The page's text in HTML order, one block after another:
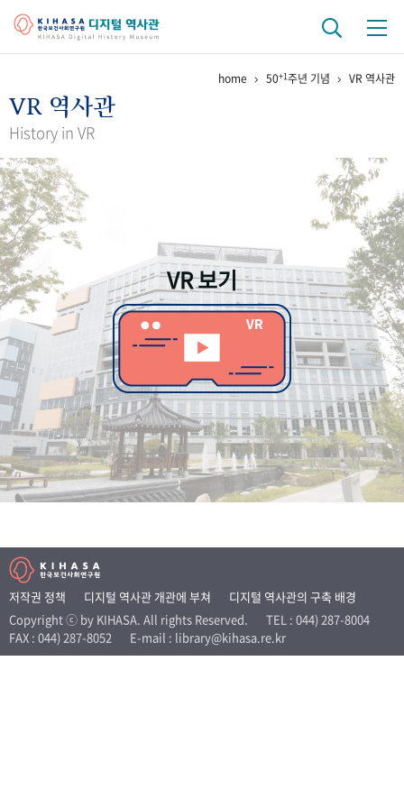
걸어온 길 기관 변천사
연구 역사
정책과 연구
간행물 변천사
기록물 아카이브
사진 아카이브 문서 기록물 행정박물 영상 기록물
50 주년 기념
성과 50선 숫자로 보는 50년 50 +1주년 광장
세계와 함께 한 KIHASA
VR 역사관
home 50+1주년 기념 VR 역사관
VR 역사관
History in VR
VR 보기
저작권 정책 디지털 역사관 개관에 부쳐
디지털 역사관의 구축 배경
Copyright ⓒ by KIHASA. All rights Reserved.
TEL : 044) 287-8004
FAX : 044) 287-8052
E-mail : library@kihasa.re.kr